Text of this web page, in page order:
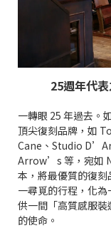
25週年代
一轉眼 25 年過去。
頂尖復刻品牌，如
Cane、Studio
Arrow’s 等，宛如
本，將最優質的復
一尋覓的行程，化
供一間「高質感服
的使命。